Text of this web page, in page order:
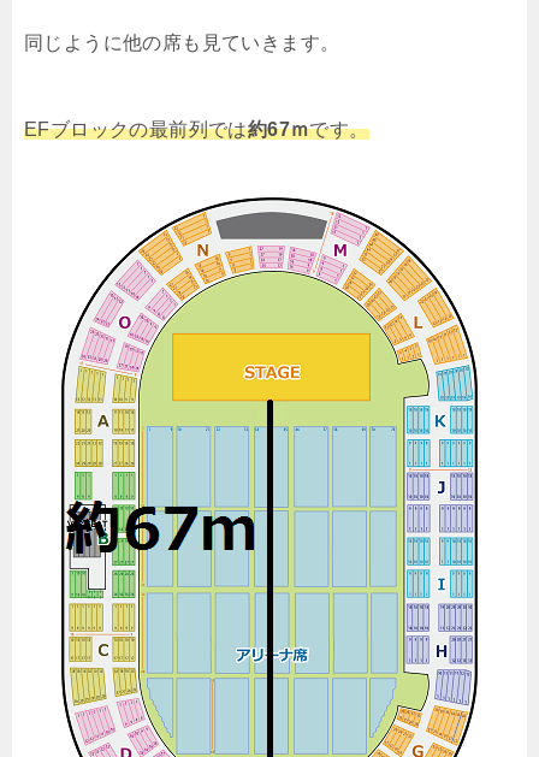
同じように他の席も見ていきます。
EFブロックの最前列では約67ｍです。